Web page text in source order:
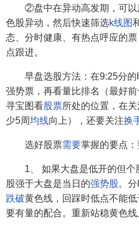
②盘中在异动高发期，可以
色股异动，然后快速筛选k线图
态、分时健康、有热点呼应的
点跟进。
早盘选股方法：在9:25分的
强势票，再看量比排名（最好前
寻宝图看股票所处的位置，在
少5周均线向上），还要关注换
选好股票需要掌握的要点
1、 如果大盘是低开的但个
股强于大盘是当日的强势股。
跌破黄色线，回踩时低点不能低
要有量的配合。重新站稳黄色